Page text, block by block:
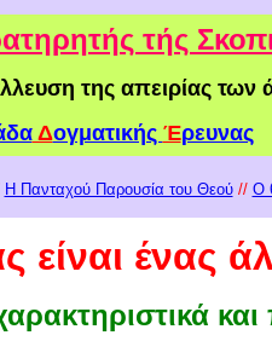
τής
της απειρίας των
Δογματικής Έρευνας
Η Πανταχού Παρουσία του Θεού// Ο
είναι ένας